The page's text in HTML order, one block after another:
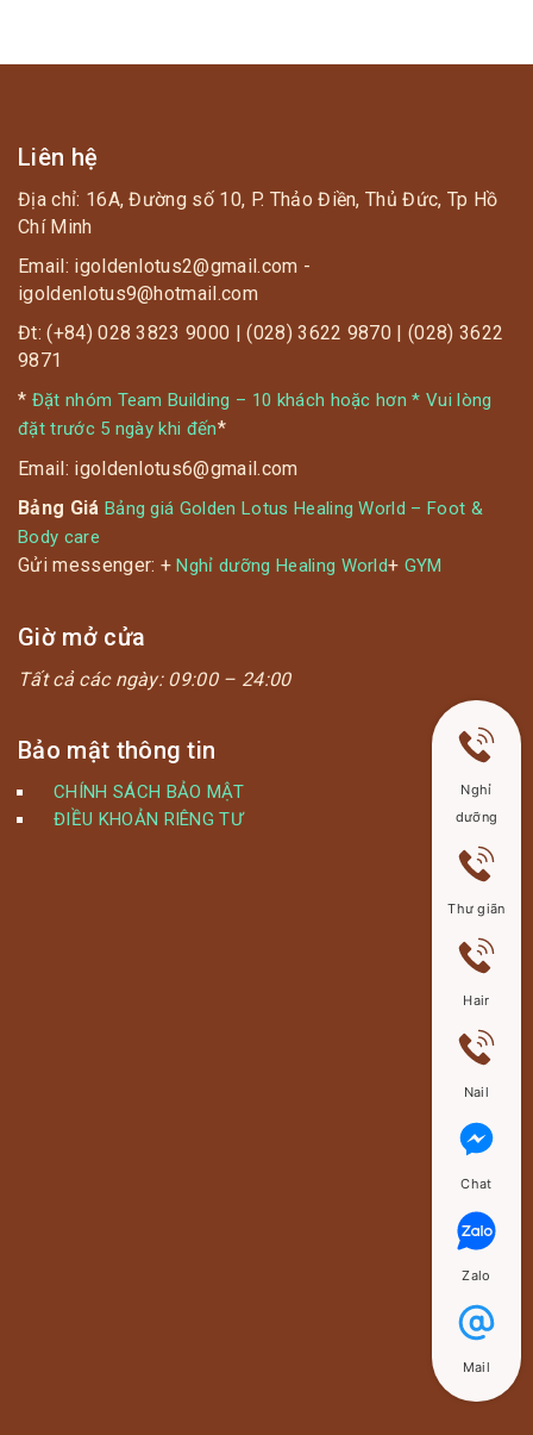
Liên hệ
Địa chỉ: 16A, Đường số 10, P. Thảo Điền, Thủ Đức, Tp Hồ
Chí Minh
Email: igoldenlotus2@gmail.com -
igoldenlotus9@hotmail.com
Đt: (+84) 028 3823 9000 | (028) 3622 9870 | (028) 3622
9871
* Đặt nhóm Team Building – 10 khách hoặc hơn * Vui lòng
đặt trước 5 ngày khi đến*
Email: igoldenlotus6@gmail.com
Bảng Giá Bảng giá Golden Lotus Healing World – Foot &
Body care
Gửi messenger: +Nghỉ dưỡng Healing World+ GYM
Giờ mở cửa
Tất cả các ngày: 09:00 – 24:00
Bảo mật thông tin
CHÍNH SÁCH BẢO MẬT
ĐIỀU KHOẢN RIÊNG TƯ
Nghỉ
dưỡng
Thư giãn
Hair
Nail
Chat
Zalo
Mail